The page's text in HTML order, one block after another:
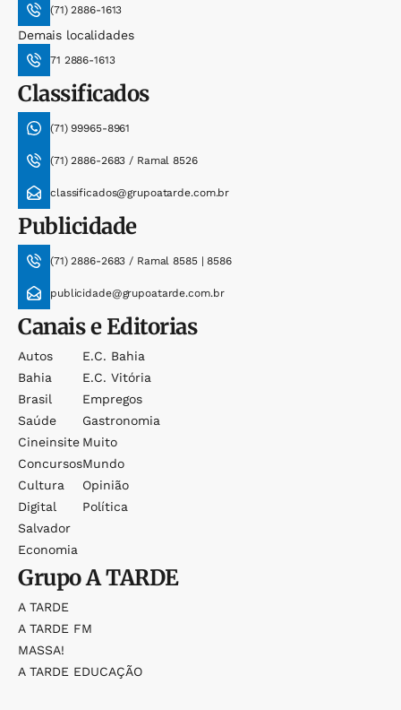
(71) 2886-1613
Demais localidades
71 2886-1613
Classificados
(71) 99965-8961
(71) 2886-2683 / Ramal 8526
classificados@grupoatarde.com.br
Publicidade
(71) 2886-2683 / Ramal 8585 | 8586
publicidade@grupoatarde.com.br
Canais e Editorias
Autos
Bahia
Brasil
Saúde
Cineinsite
Concursos
Cultura
Digital
Salvador
Economia
E.c. Bahia
E.c. Vitória
Empregos
Gastronomia
Muito
Mundo
Opinião
Política
GrupoA TARDE
A TARDE
A TARDE FM
MASSA!
A TARDE EDUCAÇÃO